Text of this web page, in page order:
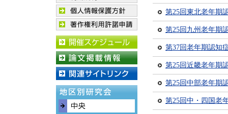
第25回東北老年期
第25回九州老年期
第37回老年期認知
第25回近畿老年期
第25回中部老年期
第25回中・四国老